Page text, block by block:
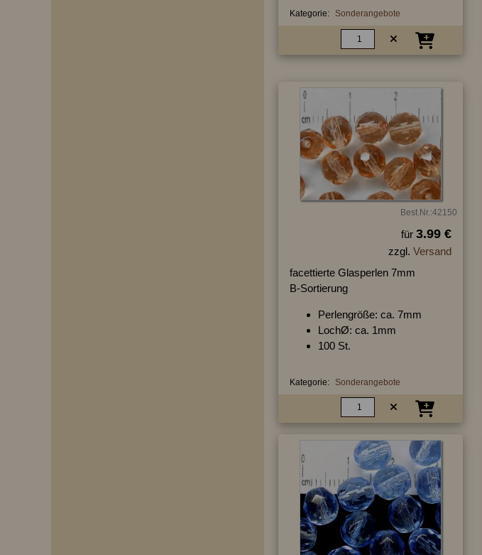
Kategorie: Sonderangebote
Best.Nr.:42150
für 3.99 €
zzgl. Versand
facettierte Glasperlen 7mm
B-Sortierung
Perlengröße: ca. 7mm
LochØ: ca. 1mm
100 St.
Kategorie: Sonderangebote